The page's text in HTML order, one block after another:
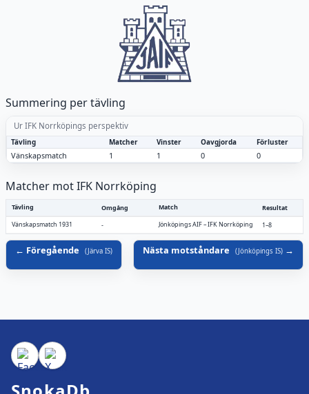
Summering per tävling
Ur IFK Norrköpings perspektiv
Tävling Matcher Vinster Oavgjorda Förluster
Vänskapsmatch 1 1 0 0
Matcher mot IFK Norrköping
Tävling Omgång Match
Resultat
Vänskapsmatch 1931
- Jönköpings AIF–IFK Norrköping 1–8
Föregående (Järva IS) Nästa motståndare (Jönköpings IS)